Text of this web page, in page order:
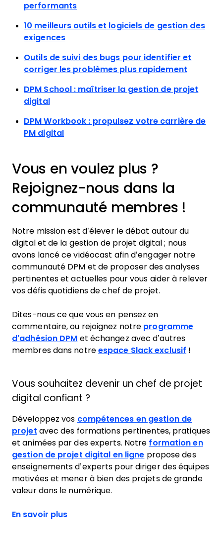
performants
10 meilleurs outils et logiciels de gestion des
exigences
Outils de suivi des bugs pour identifier et
corriger les problèmes plus rapidement
DPM School : maîtriser la gestion de projet
digital
DPM Workbook : propulsez votre carrière de
PM digital
Vous en voulez plus ?
Rejoignez-nous dans la
communauté membres !
Notre mission est d’élever le débat autour du
digital et de la gestion de projet digital ; nous
avons lancé ce vidéocast afin d’engager notre
communauté DPM et de proposer des analyses
pertinentes et actuelles pour vous aider à relever
vos défis quotidiens de chef de projet.
Dites-nous ce que vous en pensez en
commentaire, ou rejoignez notre programme
d’adhésion DPM et échangez avec d’autres
membres dans notre espace Slack exclusif !
Vous souhaitez devenir un chef de projet
digital confiant ?
Développez vos compétences en gestion de
projet avec des formations pertinentes, pratiques
et animées par des experts. Notre formation en
gestion de projet digital en ligne propose des
enseignements d’experts pour diriger des équipes
motivées et mener à bien des projets de grande
valeur dans le numérique.
En savoir plus